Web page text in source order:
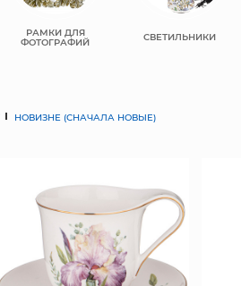
РАМКИ ДЛЯ
ФОТОГРАФИЙ СВЕТИЛЬНИКИ
НОВИЗНЕ (СНАЧАЛА НОВЫЕ)